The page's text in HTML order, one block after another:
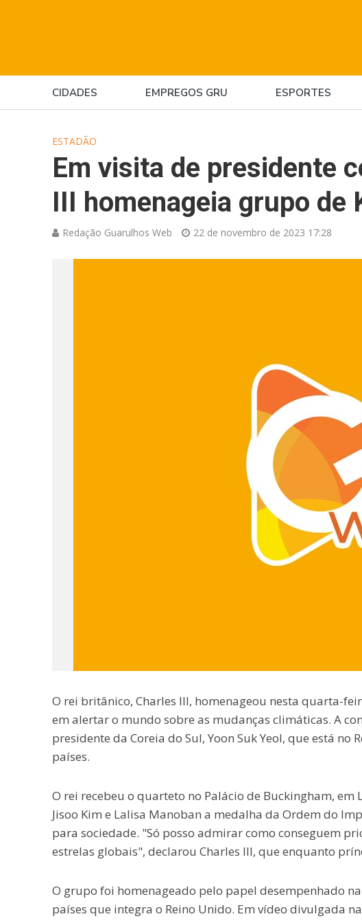
CIDADES EMPREGOS GRU ESPORTES
ESTADÃO
Em visita de presidente
III homenageia grupo de
Redação Guarulhos Web 22 de novembro de 2023 17:28
O rei britânico, Charles III, homenageou nesta quarta-
em alertar o mundo sobre as mudanças climáticas. A
presidente da Coreia do Sul, Yoon Suk Yeol, que está
países.
O rei recebeu o quarteto no Palácio de Buckingham, em
Jisoo Kim e Lalisa Manoban a medalha da Ordem do
para sociedade. "Só posso admirar como conseguem
estrelas globais", declarou Charles III, que enquanto
O grupo foi homenageado pelo papel desempenhado
países que integra o Reino Unido. Em vídeo divulgada